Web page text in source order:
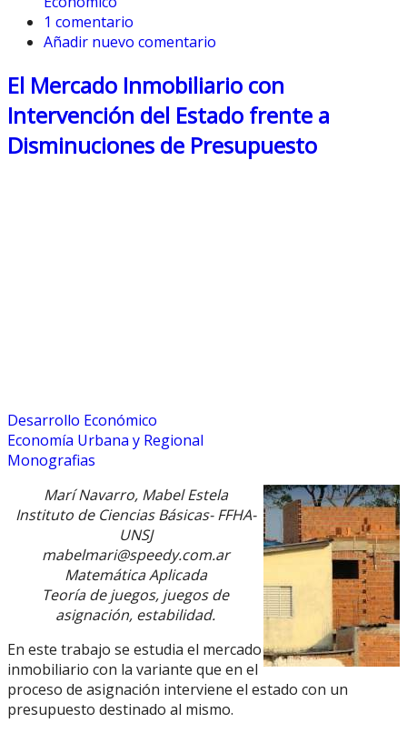
1 comentario
Añadir nuevo comentario
El Mercado Inmobiliario con
Intervención del Estado frente a
Disminuciones de Presupuesto
Desarrollo Económico
Economía Urbana y Regional
Monografias
Marí Navarro, Mabel Estela
Instituto de Ciencias Básicas- FFHA-
UNSJ
mabelmari@speedy.com.ar
Matemática Aplicada
Teoría de juegos, juegos de
asignación, estabilidad.
En este trabajo se estudia el mercado
inmobiliario con la variante que en el
proceso de asignación interviene el estado con un
presupuesto destinado al mismo.